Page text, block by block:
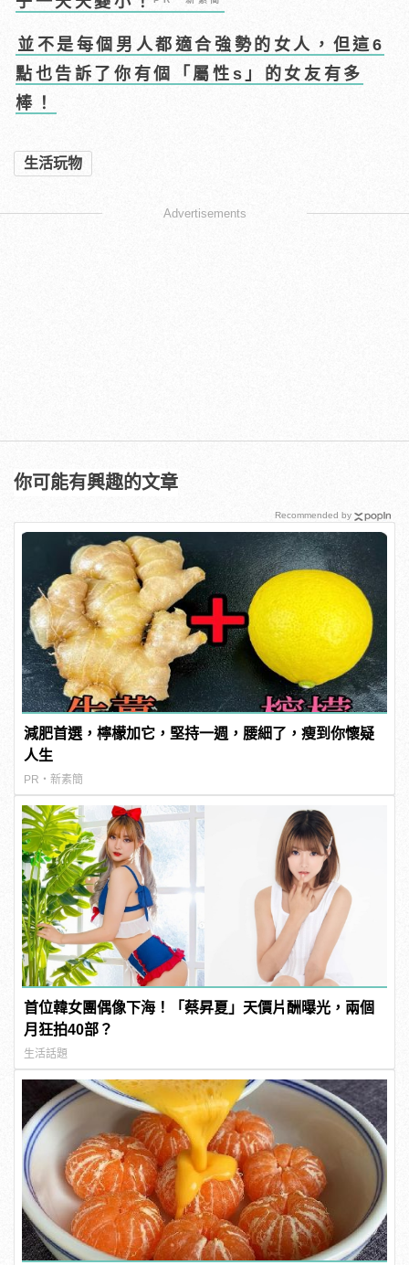
並不是每個男人都適合強勢的女人，但這6
點也告訴了你有個「屬性s」的女友有多
棒！
生活玩物
Advertisements
你可能有興趣的文章
減肥首選，檸檬加它，堅持一週，腰細了，瘦到你懷疑
人生
PR・新素簡
首位韓女團偶像下海！「蔡昇夏」天價片酬曝光，兩個
月狂拍40部？
生活話題
Recommended by